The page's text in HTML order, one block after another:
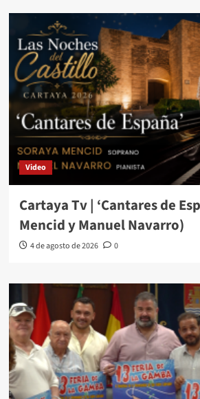
Video
Cartaya Tv | ‘Cantares de
Mencid y Manuel Navarro)
4 de agosto de 2026 0